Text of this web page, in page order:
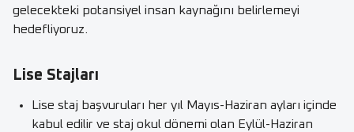
gelecekteki potansiyel insan kaynağını belirlemeyi
hedefliyoruz.
Lise Stajları
Lise staj başvuruları her yıl Mayıs-Haziran ayları içinde
kabul edilir ve staj okul dönemi olan Eylül-Haziran